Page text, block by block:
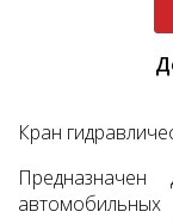
Кран